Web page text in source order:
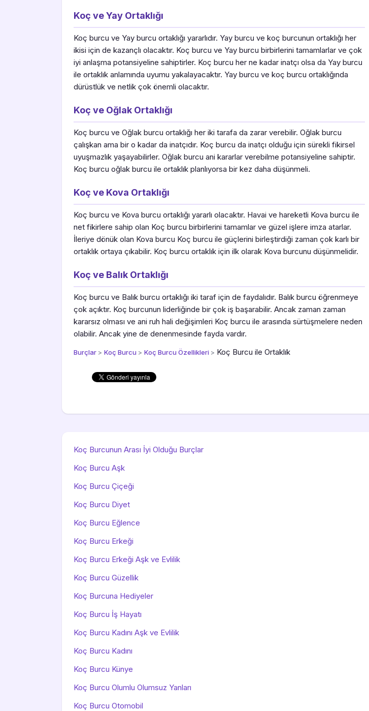
Koç ve Yay Ortaklığı
Koç burcu ve Yay burcu ortaklığı yararlıdır. Yay burcu ve koç burcunun ortaklığı her
ikisi için de kazançlı olacaktır. Koç burcu ve Yay burcu birbirlerini tamamlarlar ve çok
iyi anlaşma potansiyeline sahiptirler. Koç burcu her ne kadar inatçı olsa da Yay burcu
ile ortaklık anlamında uyumu yakalayacaktır. Yay burcu ve koç burcu ortaklığında
dürüstlük ve netlik çok önemli olacaktır.
Koç ve Oğlak Ortaklığı
Koç burcu ve Oğlak burcu ortaklığı her iki tarafa da zarar verebilir. Oğlak burcu
çalışkan ama bir o kadar da inatçıdır. Koç burcu da inatçı olduğu için sürekli fikirsel
uyuşmazlık yaşayabilirler. Oğlak burcu ani kararlar verebilme potansiyeline sahiptir.
Koç burcu oğlak burcu ile ortaklık planlıyorsa bir kez daha düşünmeli.
Koç ve Kova Ortaklığı
Koç burcu ve Kova burcu ortaklığı yararlı olacaktır. Havai ve hareketli Kova burcu ile
net fikirlere sahip olan Koç burcu birbirlerini tamamlar ve güzel işlere imza atarlar.
İleriye dönük olan Kova burcu Koç burcu ile güçlerini birleştirdiği zaman çok karlı bir
ortaklık ortaya çıkabilir. Koç burcu ortaklık için ilk olarak Kova burcunu düşünmelidir.
Koç ve Balık Ortaklığı
Koç burcu ve Balık burcu ortaklığı iki taraf için de faydalıdır. Balık burcu öğrenmeye
çok açıktır. Koç burcunun liderliğinde bir çok iş başarabilir. Ancak zaman zaman
kararsız olması ve ani ruh hali değişimleri Koç burcu ile arasında sürtüşmelere neden
olabilir. Ancak yine de denenmesinde fayda vardır.
Burçlar > Koç Burcu > Koç Burcu Özellikleri > Koç Burcu ile Ortaklık
Koç Burcunun Arası İyi Olduğu Burçlar
Koç Burcu Aşk
Koç Burcu Çiçeği
Koç Burcu Diyet
Koç Burcu Eğlence
Koç Burcu Erkeği
Koç Burcu Erkeği Aşk ve Evlilik
Koç Burcu Güzellik
Koç Burcuna Hediyeler
Koç Burcu İş Hayatı
Koç Burcu Kadını Aşk ve Evlilik
Koç Burcu Kadını
Koç Burcu Künye
Koç Burcu Olumlu Olumsuz Yanları
Koç Burcu Otomobil